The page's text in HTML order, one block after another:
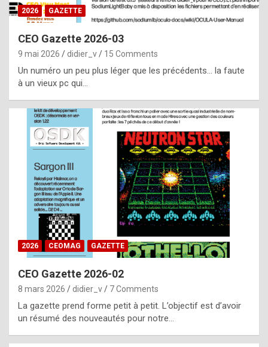
s
i
e
f
o
m
m
a
y
b
e
b
y
g
e
n
u
2026 GAZETTE
CEO Gazette 2026-03
9 mai 2026 didier_v 15 Comments
Un numéro un peu plus léger que les précédents… la faute
à un vieux pc qui…
2026 CEOMAG GAZETTE
CEO Gazette 2026-02
8 mars 2026 didier_v 7 Comments
La gazette prend forme petit à petit. L’objectif est d’avoir
un résumé des nouveautés pour notre…